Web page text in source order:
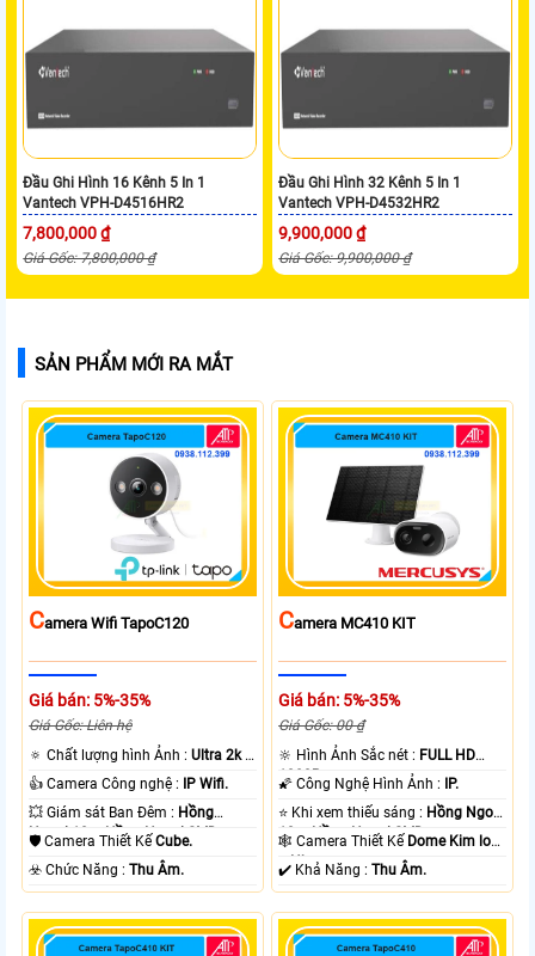
Đầu Ghi Hình 16 Kênh 5 In 1
Vantech VPH-D4516HR2
7,800,000 ₫
Giá Gốc: 7,800,000 ₫
Đầu Ghi Hình 32 Kênh 5 In 1
Vantech VPH-D4532HR2
9,900,000 ₫
Giá Gốc: 9,900,000 ₫
SẢN PHẨM MỚI RA MẮT
CAmera Wifi TapoC120
Giá bán: 5%-35%
Giá Gốc: Liên hệ
🔅 Chất lượng hình Ảnh :Ultra 2k +
.
👍 Camera Công nghệ :
IP Wifi.
💥 Giám sát Ban Đêm : Hồng
Ngoại 10m Hồng Ngoại SMD.
🛡 Camera Thiết KếCube.
️☣️ Chức Năng :Thu Âm.
CAmera MC410 KIT
Giá bán: 5%-35%
Giá Gốc: 00 ₫
🔆 Hình Ảnh Sắc nét : FULL HD
1080P .
🌠 Công Nghệ Hình Ảnh :
IP.
⭐ Khi xem thiếu sáng : Hồng Ngoại
10m Hồng Ngoại SMD.
🕸️ Camera Thiết Kế Dome Kim loại
+ Nhựa.
️✔️ Khả Năng :Thu Âm.